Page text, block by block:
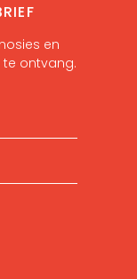
en
ontvang.